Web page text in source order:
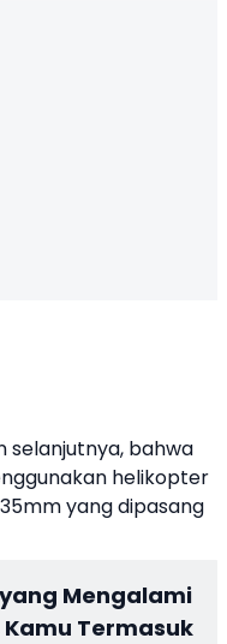
selanjutnya, bahwa
helikopter
yang dipasang
yang Mengalami
Termasuk